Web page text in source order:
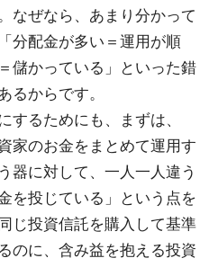
なぜなら、あまり分かって
分配金が多い＝運用が順
儲かっている」といった錯
るからです。
するためにも、まずは、
家のお金をまとめて運用す
器に対して、一人一人違う
を投じている」という点を
じ投資信託を購入して基準
のに、含み益を抱える投資